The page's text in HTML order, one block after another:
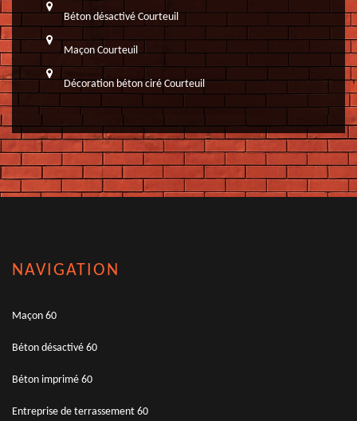
Béton désactivé Courteuil
Maçon Courteuil
Décoration béton ciré Courteuil
NAVIGATION
Maçon 60
Béton désactivé 60
Béton imprimé 60
Entreprise de terrassement 60